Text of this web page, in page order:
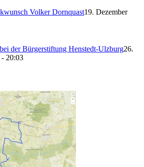
Volker Dornquast19. Dezember
der Bürgerstiftung Henstedt-Ulzburg26.
20:03